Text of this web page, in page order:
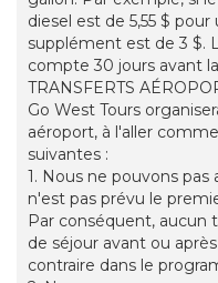
diesel est de 5,55 $
supplément est de 3 $.
compte 30 jours avant
TRANSFERTS
Go West Tours
aéroport, à l'aller
suivantes :
1. Nous ne pouvons pas
n'est pas prévu le
Par conséquent, aucun
de séjour avant ou
contraire dans le